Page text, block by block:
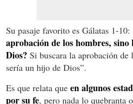
Su pasaje favorito es Gálatas 1-10:
aprobación de los hombres,
Dios? Si buscara la aprobación de
sería un hijo de Dios”.
Es que relata que en algunos
por su fe, pero nada lo quebranta